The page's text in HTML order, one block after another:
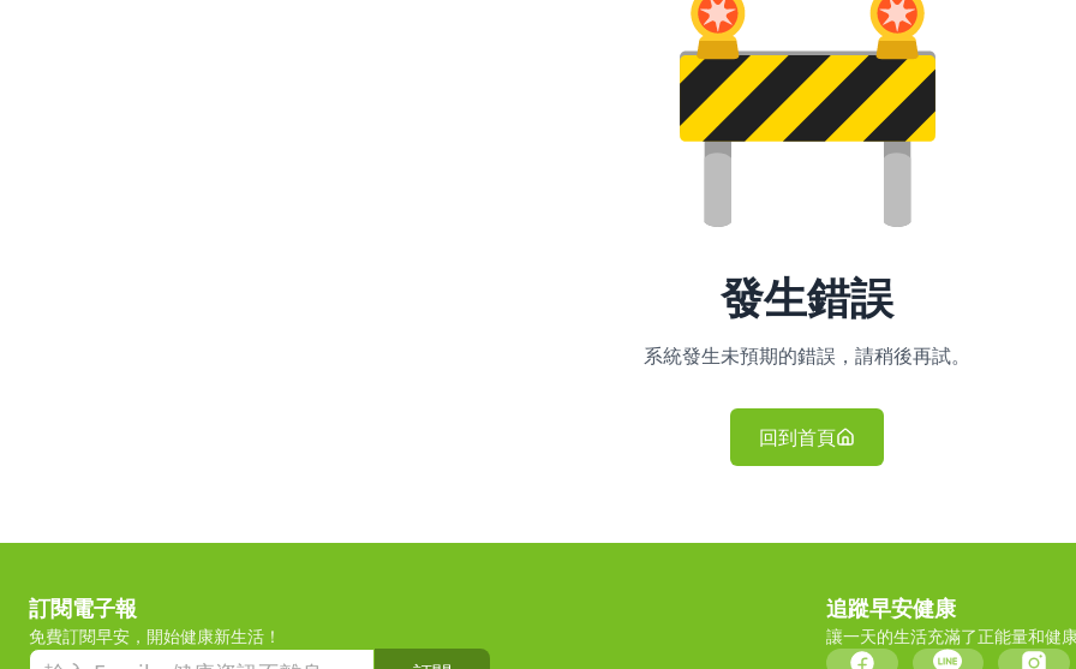
發生錯誤
系統發生未預期的錯誤，請稍後再試。
回到首頁
訂閱電子報
免費訂閱早安，開始健康新生活！
追蹤早安健康
讓一天的生活充滿了正能量和健